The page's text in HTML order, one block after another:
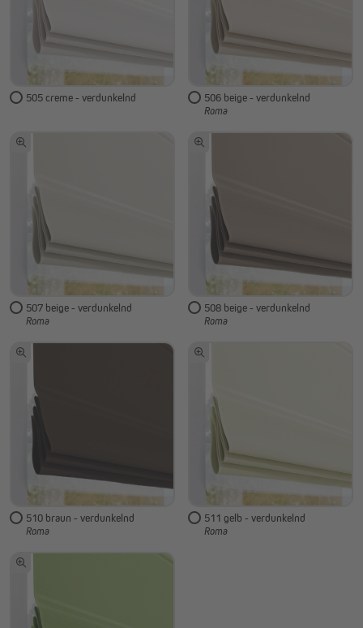
505 creme - verdunkelnd 506 beige - verdunkelnd
Roma
507 beige - verdunkelnd
Roma
508 beige - verdunkelnd
Roma
510 braun - verdunkelnd
Roma
511 gelb - verdunkelnd
Roma